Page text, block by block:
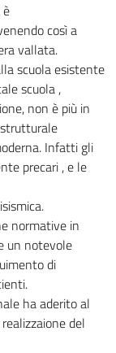
così a
vallata.
scuola esistente
scuola ,
non è più in
Infatti gli
precari , e le
normative in
un notevole
di
ha aderito al
del